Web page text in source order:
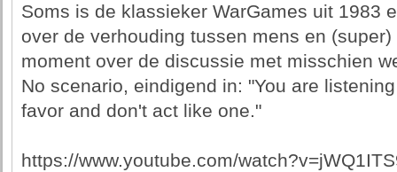
Soms is de klassieker WarGames uit 1983
over de verhouding tussen mens en
moment over de discussie met misschien
No scenario, eindigend in: "You are
favor and don't act like one."
https://www.youtube.com/